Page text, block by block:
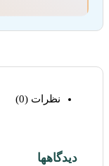
نظرات (0)
دیدگاهها